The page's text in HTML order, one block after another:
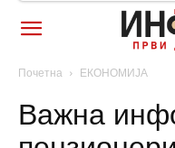
Почетна ЕКОНОМИЈА
Важна